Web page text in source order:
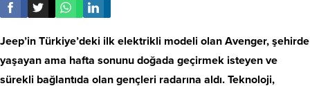
Jeep’in Türkiye’deki ilk elektrikli modeli olan Avenger, şehirde
yaşayan ama hafta sonunu doğada geçirmek isteyen ve
sürekli bağlantıda olan gençleri radarına aldı. Teknoloji,